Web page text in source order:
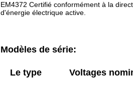
EM4372 Certifié conformément à la
d'énergie électrique active.
Modèles de série:
Le type Voltages